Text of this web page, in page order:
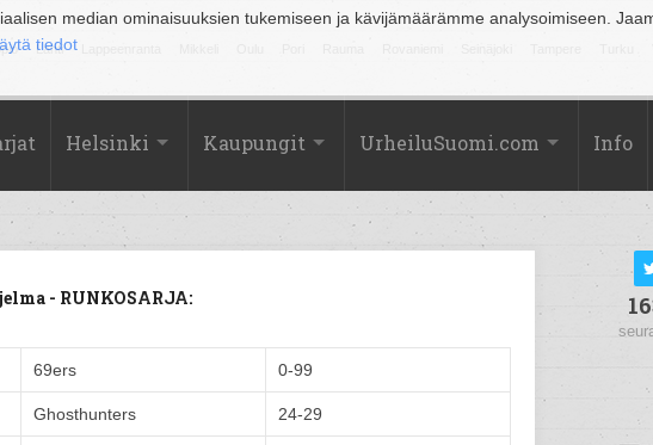
median ominaisuuksien tukemiseen ja kävijämäärämme analysoimiseen.
tiedot
Lahti
Helsinki Kaupungit UrheiluSuomi.com Info
- RUNKOSARJA:
69ers 0-99
Ghosthunters 24-29